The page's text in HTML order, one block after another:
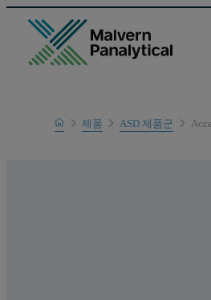
Home제품
제품 범위
ASD 제품군